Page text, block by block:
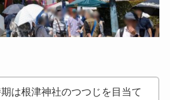
は根津神社のつつじを目当て